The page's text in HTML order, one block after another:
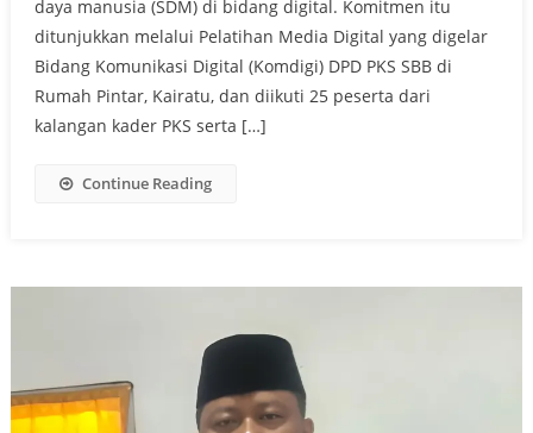
daya manusia (SDM) di bidang digital. Komitmen itu
ditunjukkan melalui Pelatihan Media Digital yang digelar
Bidang Komunikasi Digital (Komdigi) DPD PKS SBB di
Rumah Pintar, Kairatu, dan diikuti 25 peserta dari
kalangan kader PKS serta […]
Continue Reading